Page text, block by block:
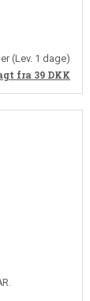
(Lev. 1 dage)
fra 39 DKK